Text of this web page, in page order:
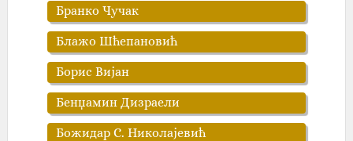
Бранко Чучак
Блажо Шћепановић
Борис Вијан
Бенџамин Дизраели
Божидар С. Николајевић